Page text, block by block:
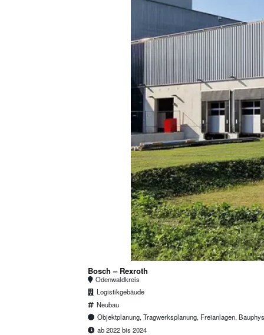
Bosch – Rexroth
Odenwaldkreis
Logistikgebäude
Neubau
Objektplanung, Tragwerksplanung, Freianlagen,
ab 2022 bis 2024